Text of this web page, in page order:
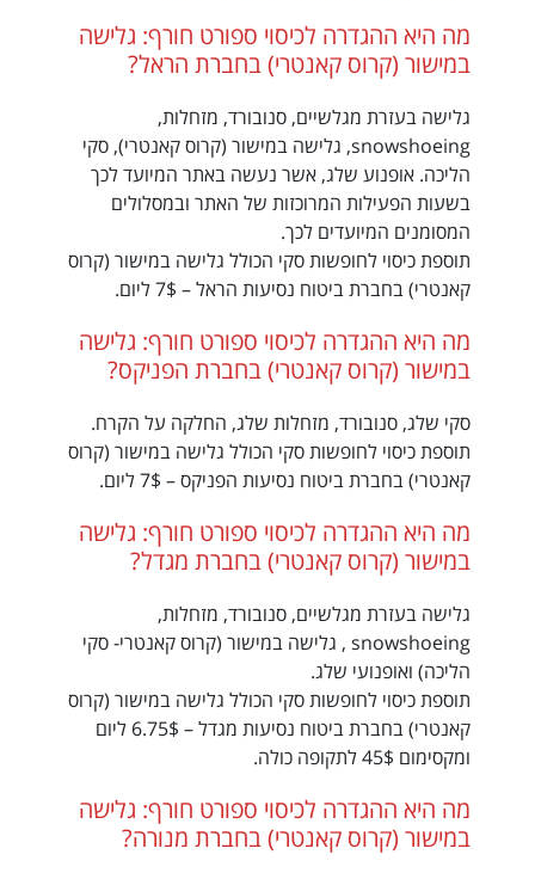
מה היא ההגדרה לכיסוי ספורט חורף: גלישה
במישור (קרוס קאנטרי) בחברת הראל?
גלישה בעזרת מגלשיים, סנובורד, מזחלות,
snowshoeing, גלישה במישור (קרוס קאנטרי), סקי
הליכה. אופנוע שלג, אשר נעשה באתר המיועד לכך
בשעות הפעילות המרוכזות של האתר ובמסלולים
המסומנים המיועדים לכך.
תוספת כיסוי לחופשות סקי הכולל גלישה במישור (קרוס
קאנטרי) בחברת ביטוח נסיעות הראל – 7$ ליום.
מה היא ההגדרה לכיסוי ספורט חורף: גלישה
במישור (קרוס קאנטרי) בחברת הפניקס?
סקי שלג, סנובורד, מזחלות שלג, החלקה על הקרח.
תוספת כיסוי לחופשות סקי הכולל גלישה במישור (קרוס
קאנטרי) בחברת ביטוח נסיעות הפניקס – 7$ ליום.
מה היא ההגדרה לכיסוי ספורט חורף: גלישה
במישור (קרוס קאנטרי) בחברת מגדל?
גלישה בעזרת מגלשיים, סנובורד, מזחלות,
snowshoeing , גלישה במישור (קרוס קאנטרי- סקי
הליכה) ואופנועי שלג.
תוספת כיסוי לחופשות סקי הכולל גלישה במישור (קרוס
קאנטרי) בחברת ביטוח נסיעות מגדל – 6.75$ ליום
ומקסימום 45$ לתקופה כולה.
מה היא ההגדרה לכיסוי ספורט חורף: גלישה
במישור (קרוס קאנטרי) בחברת מנורה?